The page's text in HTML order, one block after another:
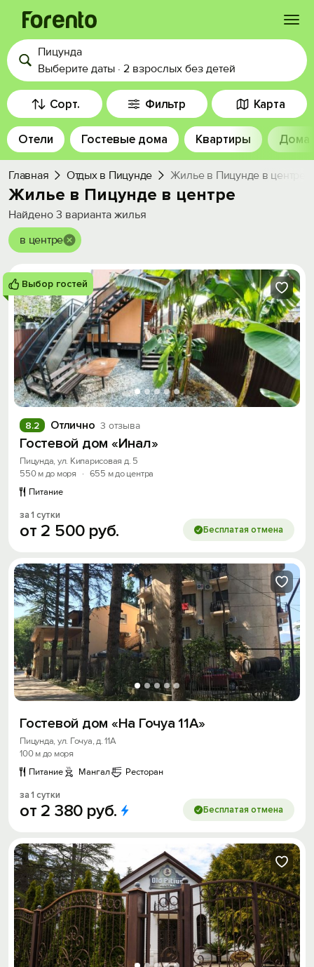
Войти
Избранное
История просмотра
Добавить свой объект
Пицунда
Выберите даты · 2 взрослых без детей
Сорт. Фильтр Карта
Отели Гостевые дома Квартиры Дома
Главная Отдых в Пицунде Жилье в Пицунде в центре
Жилье в Пицунде в центре
Найдено 3 варианта жилья
в центре
Выбор гостей
Отлично 3 отзыва
8.2
Гостевой дом «Инал»
Пицунда, ул. Кипарисовая д. 5
550 м до моря
· 655 м до центра
Питание
за 1 сутки
от 2 500 руб. Бесплатая отмена
Гостевой дом «На Гочуа 11А»
Пицунда, ул. Гочуа, д. 11А
100 м до моря
Питание
Мангал Ресторан
за 1 сутки
от 2 380 руб. Бесплатая отмена